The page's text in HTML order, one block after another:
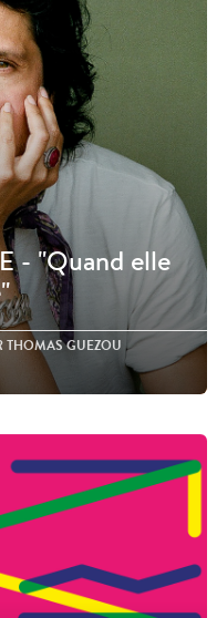
- "Quand elle
THOMAS GUEZOU